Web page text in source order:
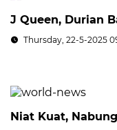
J Queen, Durian
Thursday, 22-5-2025
Niat Kuat,